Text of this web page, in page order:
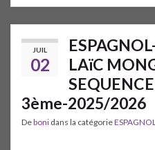
JUIL
02
LAïC
3ème-2025/2026
Deboni dans la catégorie